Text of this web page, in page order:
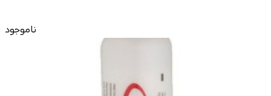
ناموجود